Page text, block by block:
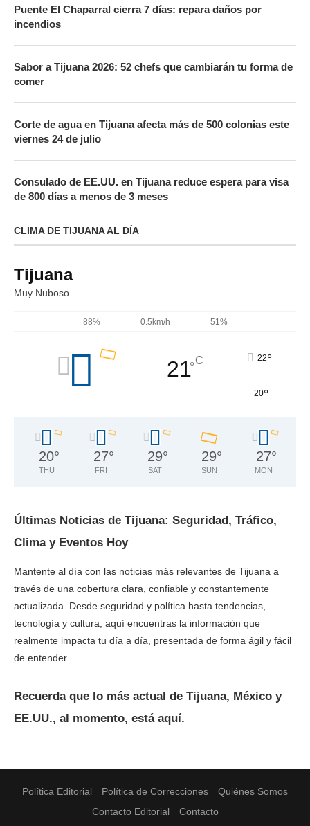
Puente El Chaparral cierra 7 días: repara daños por
incendios
Sabor a Tijuana 2026: 52 chefs que cambiarán tu forma de
comer
Corte de agua en Tijuana afecta más de 500 colonias este
viernes 24 de julio
Consulado de EE.UU. en Tijuana reduce espera para visa
de 800 días a menos de 3 meses
CLIMA DE TIJUANA AL DÍA
Tijuana
Muy Nuboso
88% 0.5km/h 51%
21°C 22°
20°
20°
THU
27°
FRI
29°
SAT
29°
SUN
27°
MON
Últimas Noticias de Tijuana: Seguridad, Tráfico,
Clima y Eventos Hoy
Mantente al día con las noticias más relevantes de Tijuana a
través de una cobertura clara, confiable y constantemente
actualizada. Desde seguridad y política hasta tendencias,
tecnología y cultura, aquí encuentras la información que
realmente impacta tu día a día, presentada de forma ágil y fácil
de entender.
Recuerda que lo más actual de Tijuana, México y
EE.UU., al momento, está aquí.
Política Editorial Política de Correcciones
Quiénes Somos
Contacto Editorial
Contacto